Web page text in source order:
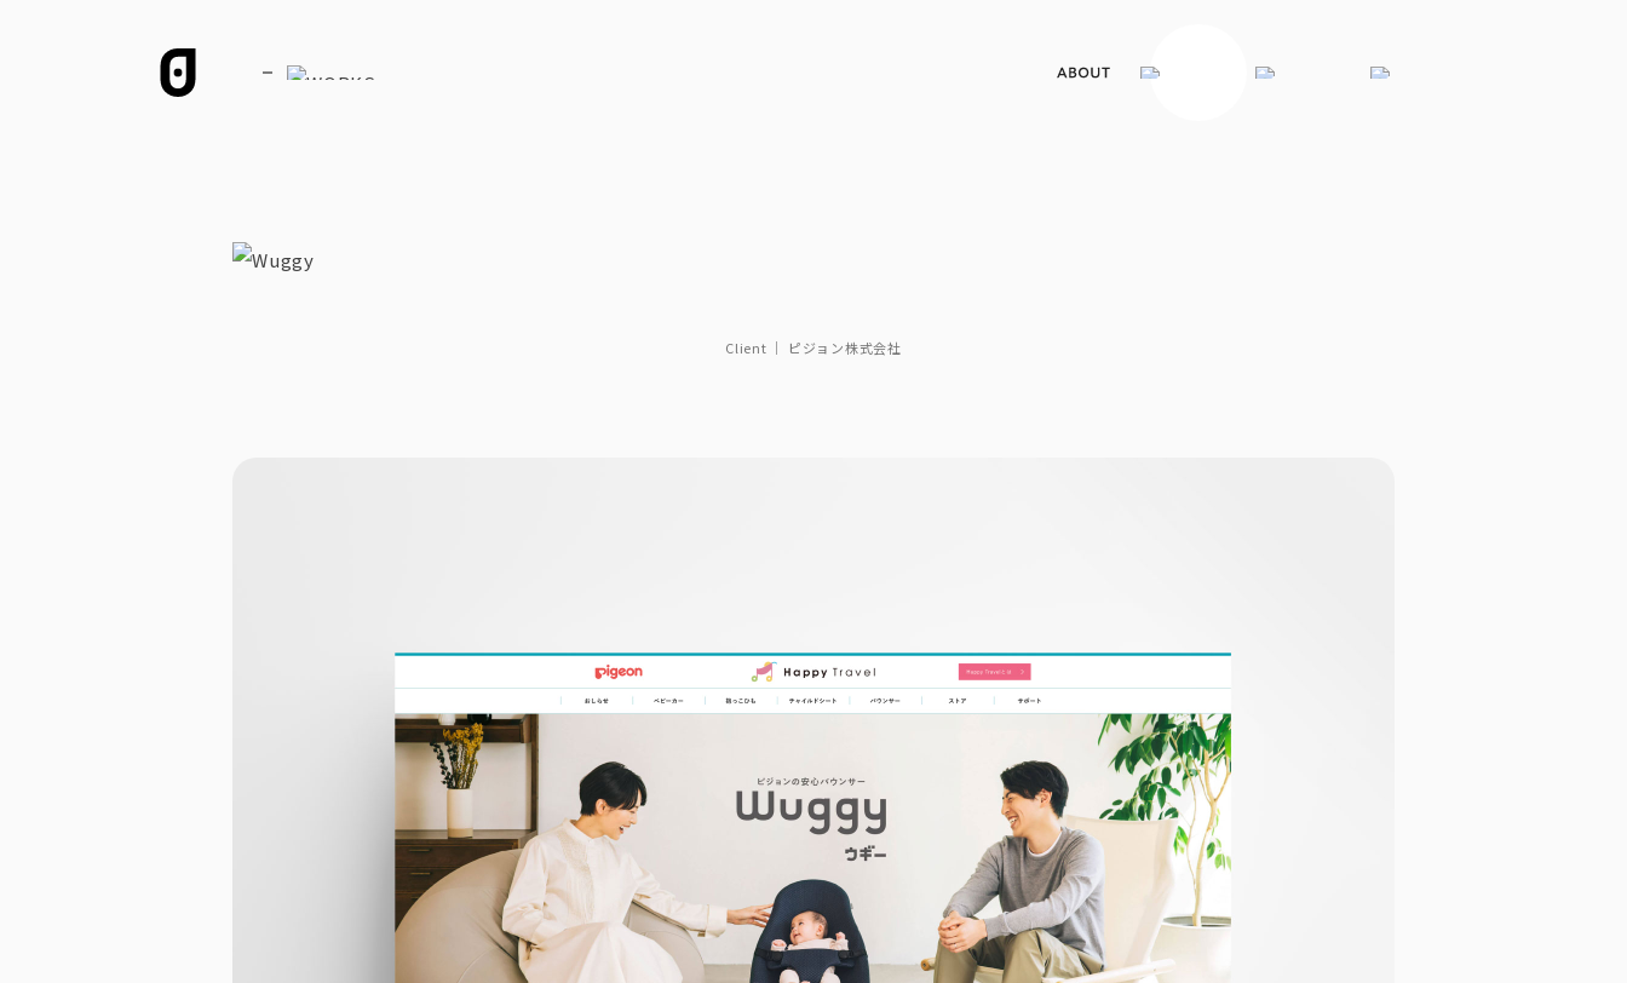
Client ｜ ピジョン株式会社